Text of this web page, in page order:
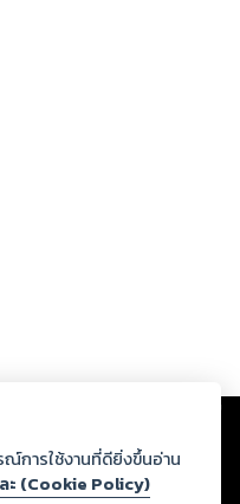
ละปรากฏว่าละเมิดสิทธิใน
มายและศีลธรรม ดังนั้น ผู้อ่าน
ยตนเอง และหากท่านพบว่าส่วน
ณ์การใช้งานที่ดียิ่งขึ้นอ่าน
ะ (Cookie Policy)